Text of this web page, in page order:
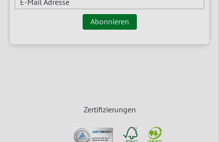
Abonnieren
Zertifizierungen